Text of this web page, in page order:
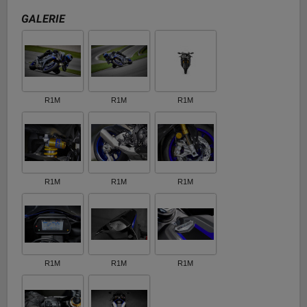
GALERIE
R1M R1M R1M
R1M R1M R1M
R1M R1M R1M